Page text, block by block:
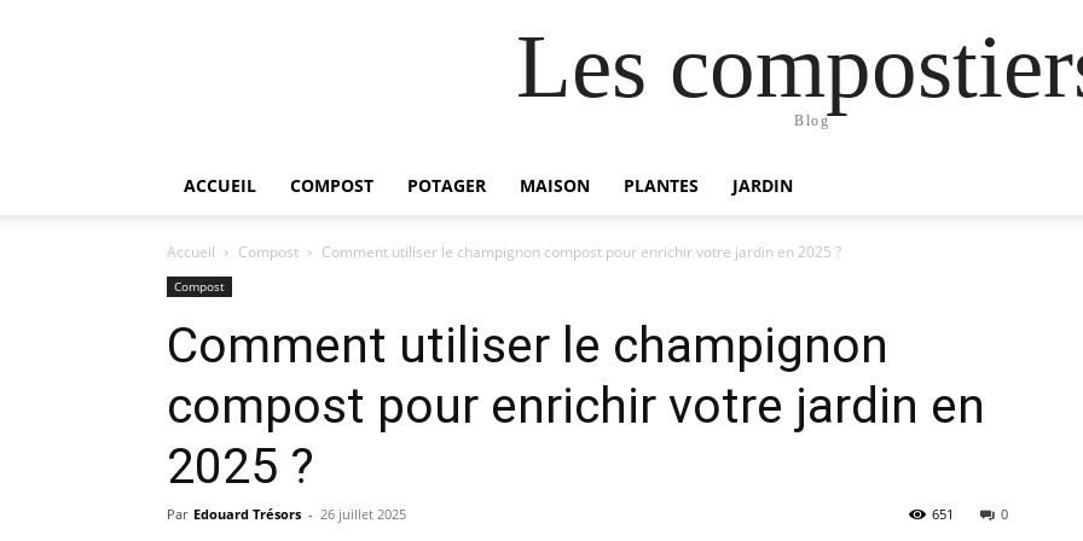
Les
Blog
ACCUEIL COMPOST POTAGER MAISON PLANTES JARDIN
Accueil Compost Comment utiliser le champignon compost pour enrichir votre jardin en 2025 ?
Compost
Comment utiliser le champignon
compost pour enrichir votre jardin en
2025 ?
Par Edouard Trésors - 26 juillet 2025 0
651